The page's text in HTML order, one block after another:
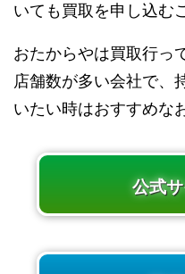
いても買取を申し込む
おたからやは買取行っ
店舗数が多い会社で、
いたい時はおすすめな
公式